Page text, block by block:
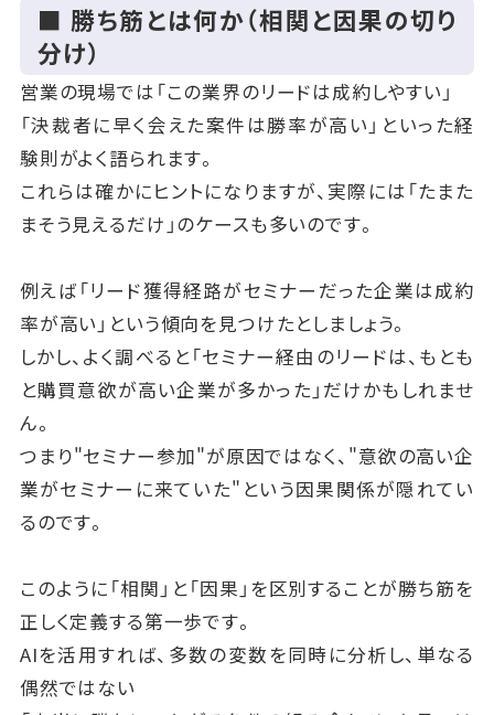
■ 勝ち筋とは何か（相関と因果の切り
分け）
営業の現場では「この業界のリードは成約しやすい」
「決裁者に早く会えた案件は勝率が高い」といった経
験則がよく語られます。
これらは確かにヒントになりますが、実際には「たまた
まそう見えるだけ」のケースも多いのです。
例えば「リード獲得経路がセミナーだった企業は成約
率が高い」という傾向を見つけたとしましょう。
しかし、よく調べると「セミナー経由のリードは、もとも
と購買意欲が高い企業が多かった」だけかもしれませ
ん。
つまり"セミナー参加"が原因ではなく、"意欲の高い企
業がセミナーに来ていた"という因果関係が隠れてい
るのです。
このように「相関」と「因果」を区別することが勝ち筋を
正しく定義する第一歩です。
AIを活用すれば、多数の変数を同時に分析し、単なる
偶然ではない